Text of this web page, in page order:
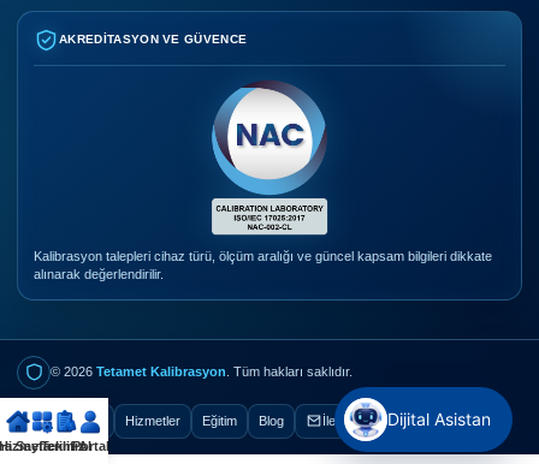
AKREDITASYON VE GÜVENCE
Kalibrasyon talepleri cihaz türü, ölçüm aralığı ve güncel kapsam bilgileri dikkate
alınarak değerlendirilir.
© 2026 Tetamet Kalibrasyon . Tüm hakları saklıdır.
Ana Sayfa Hizmetler Eğitim Blog
İletişim
Sayfa
Hizmetlerimiz
Teklif AlPortal
Dijital Asistan